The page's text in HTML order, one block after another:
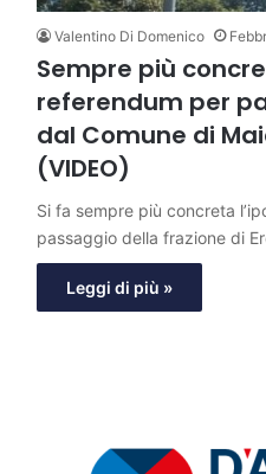
Valentino Di Domenico
Sempre più
referendum per
dal Comune di
(VIDEO)
Si fa sempre più concreta
passaggio della frazione di
Leggi di più »